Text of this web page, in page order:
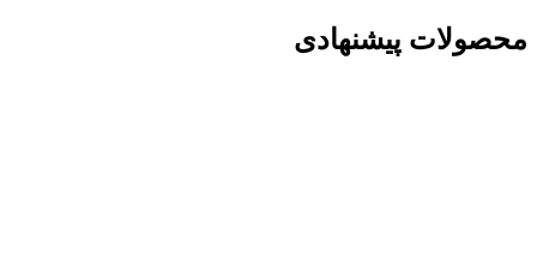
محصولات پیشنهادی